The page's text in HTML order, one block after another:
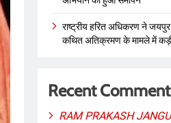
राष्ट्रीय हरित अधिकरण ने जयपुर
कथित अतिक्रमण के मामले में कड़ी
Recent
RAM PRAKASH JANGU